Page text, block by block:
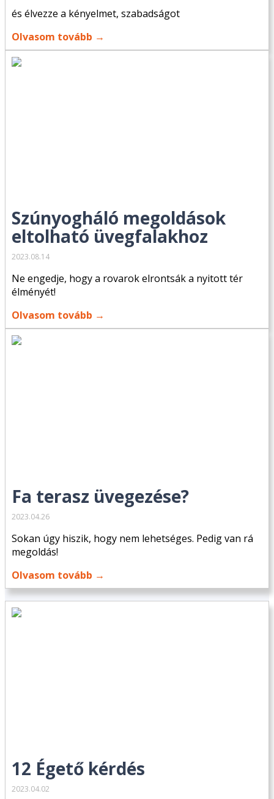
és élvezze a kényelmet, szabadságot
Olvasom tovább →
Szúnyogháló megoldások
eltolható üvegfalakhoz
2023.08.14
Ne engedje, hogy a rovarok elrontsák a nyitott tér
élményét!
Olvasom tovább →
Fa terasz üvegezése?
2023.04.26
Sokan úgy hiszik, hogy nem lehetséges. Pedig van rá
megoldás!
Olvasom tovább →
12 Égető kérdés
2023.04.02